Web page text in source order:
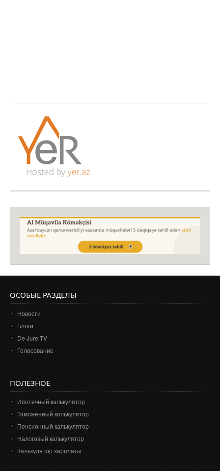
ОСОБЫЕ РАЗДЕЛЫ
Новости
Блоги
De Jure TV
Голосование
ПОЛЕЗНОЕ
Ипотечный калькулятор
Таможенный калькулятор
Пенсионный калькулятор
Налоговый калькулятор
Калькулятор зарплаты